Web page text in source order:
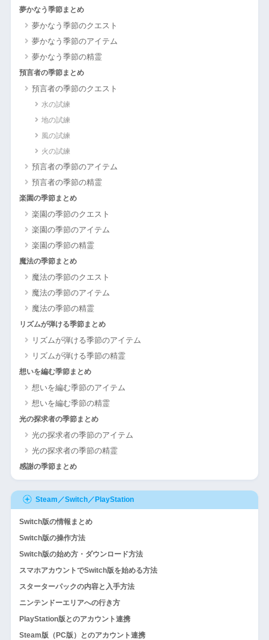
夢かなう季節まとめ
夢かなう季節のクエスト
夢かなう季節のアイテム
夢かなう季節の精霊
預言者の季節まとめ
預言者の季節のクエスト
水の試練
地の試練
風の試練
火の試練
預言者の季節のアイテム
預言者の季節の精霊
楽園の季節まとめ
楽園の季節のクエスト
楽園の季節のアイテム
楽園の季節の精霊
魔法の季節まとめ
魔法の季節のクエスト
魔法の季節のアイテム
魔法の季節の精霊
リズムが弾ける季節まとめ
リズムが弾ける季節のアイテム
リズムが弾ける季節の精霊
想いを編む季節まとめ
想いを編む季節のアイテム
想いを編む季節の精霊
光の探求者の季節まとめ
光の探求者の季節のアイテム
光の探求者の季節の精霊
感謝の季節まとめ
Steam／Switch／PlayStation
Switch版の情報まとめ
Switch版の操作方法
Switch版の始め方・ダウンロード方法
スマホアカウントでSwitch版を始める方法
スターターパックの内容と入手方法
ニンテンドーエリアへの行き方
PlayStation版とのアカウント連携
Steam版（PC版）とのアカウント連携